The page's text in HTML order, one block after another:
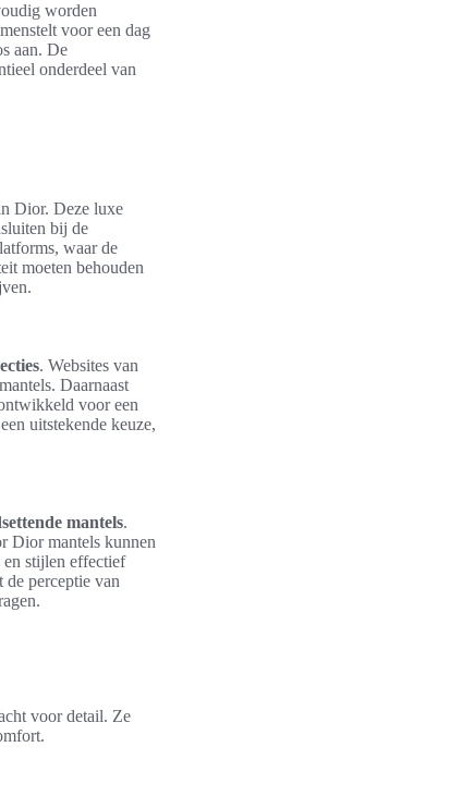
worden
voor een dag
aan. De
onderdeel van
Dior. Deze luxe
bij de
waar de
moeten behouden
. Websites van
Daarnaast
voor een
uitstekende keuze,
mantels.
Dior mantels kunnen
en stijlen effectief
perceptie van
voor detail. Ze